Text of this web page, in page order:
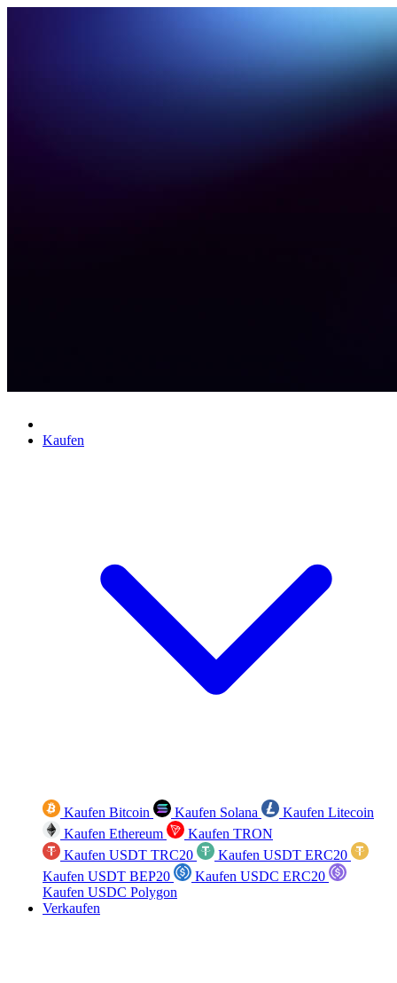
Kaufen
Kaufen Bitcoin Kaufen Solana
Kaufen Litecoin
Kaufen Ethereum
Kaufen TRON
Kaufen USDT TRC20
Kaufen USDT ERC20
Kaufen USDT BEP20
Kaufen USDC ERC20
Kaufen USDC Polygon
Verkaufen